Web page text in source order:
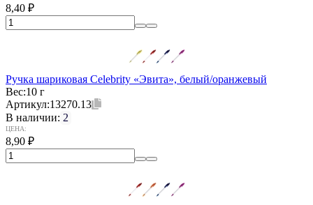
8,40 ₽
Ручка шариковая Celebrity «Эвита», белый/оранжевый
Вес:10 г
Артикул:13270.13
В наличии: 2
ЦЕНА:
8,90 ₽